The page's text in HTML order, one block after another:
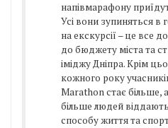
напівмарафону
Усі вони зупиняться в
на екскурсії – це все
до бюджету міста та
іміджу Дніпра. Крім
кожного року
Marathon стає більше,
більше людей
способу життя та